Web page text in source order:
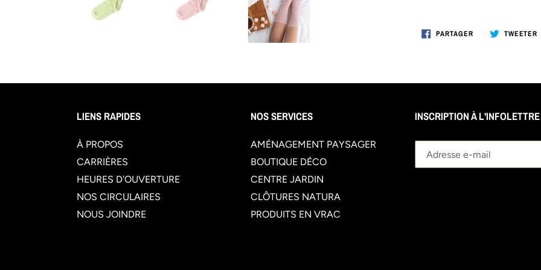
PARTAGERPARTAGER
SUR
TWEETER
LIENS RAPIDES
À PROPOS
CARRIÈRES
HEURES D'OUVERTURE
NOS CIRCULAIRES
NOUS JOINDRE
NOS SERVICES
AMÉNAGEMENT PAYSAGER
BOUTIQUE DÉCO
CENTRE JARDIN
CLÔTURES NATURA
PRODUITS EN VRAC
INSCRIPTION À L'INFOLETTRE